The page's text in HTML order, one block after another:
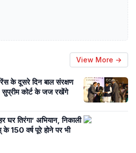
View More →
के दूसरे दिन बाल संरक्षण
कोर्ट के जज रखेंगे
तिरंगा’ अभियान, निकाली
के 150 वर्ष पूरे होने पर भी